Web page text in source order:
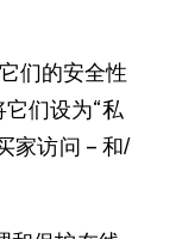
们的安全性
们设为“私
家访问 – 和/